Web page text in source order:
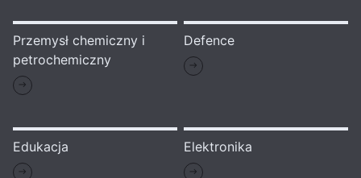
Przemysł chemiczny i
petrochemiczny
Defence
Edukacja Elektronika